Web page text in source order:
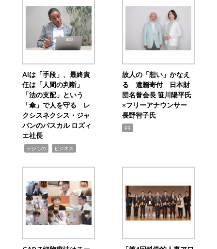
AIは「手段」、最終責
任は「人間の判断」
「法の支配」という
「傘」で人を守る レ
クシスネクシス・ジャ
パンのパスカル ロズィ
エ社長
デジもの ビジネス
故人の「想い」かなえ
る 遺贈寄付 日本財
団名誉会長 笹川陽平氏
×フリーアナウンサー
長野智子氏
PR